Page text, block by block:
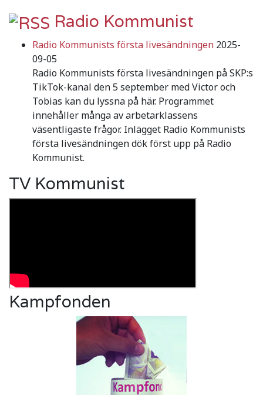
Radio Kommunist
Radio Kommunists första livesändningen 2025-
09-05
Radio Kommunists första livesändningen på SKP:s
TikTok-kanal den 5 september med Victor och
Tobias kan du lyssna på här. Programmet
innehåller många av arbetarklassens
väsentligaste frågor. Inlägget Radio Kommunists
första livesändningen dök först upp på Radio
Kommunist.
TV Kommunist
Kampfonden